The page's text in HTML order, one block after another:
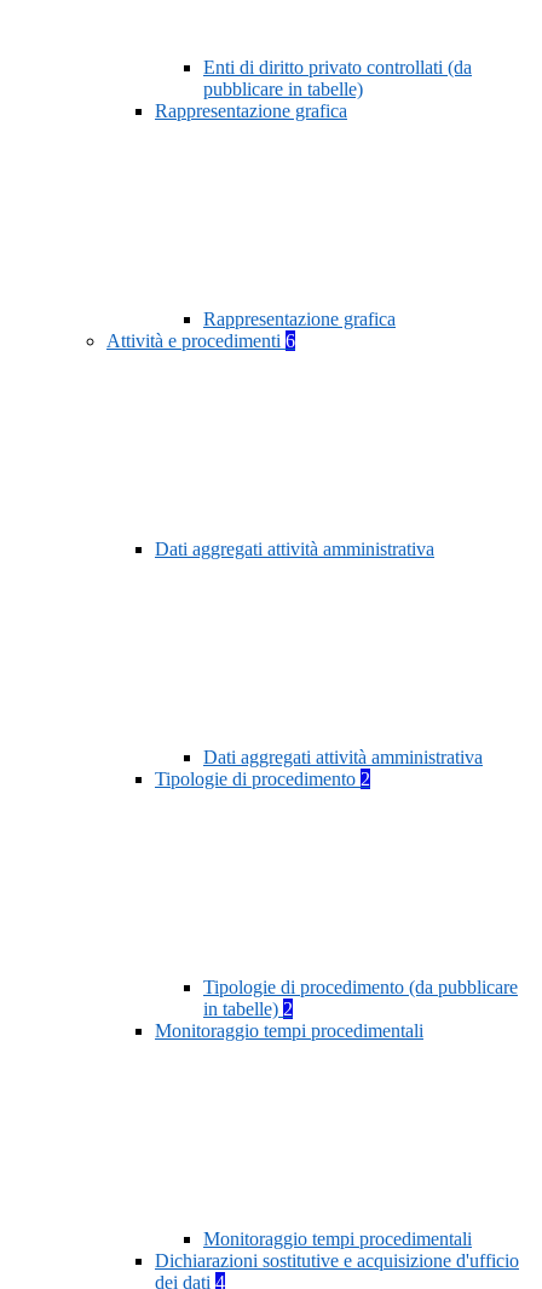
Enti di diritto privato controllati (da
pubblicare in tabelle)
Rappresentazione grafica
Rappresentazione grafica
Attività e procedimenti 6
Dati aggregati attività amministrativa
Dati aggregati attività amministrativa
Tipologie di procedimento 2
Tipologie di procedimento (da pubblicare
in tabelle) 2
Monitoraggio tempi procedimentali
Monitoraggio tempi procedimentali
Dichiarazioni sostitutive e acquisizione d'ufficio
dei dati 4